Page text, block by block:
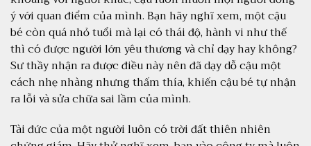
ý với quan điểm của mình. Bạn hãy nghĩ xem, một cậu
bé còn quá nhỏ tuổi mà lại có thái độ, hành vi như thế
thì có được người lớn yêu thương và chỉ dạy hay không?
Sư thầy nhận ra được điều này nên đã dạy dỗ cậu một
cách nhẹ nhàng nhưng thấm thía, khiến cậu bé tự nhận
ra lỗi và sửa chữa sai lầm của mình.
Tài đức của một người luôn có trời đất thiên nhiên